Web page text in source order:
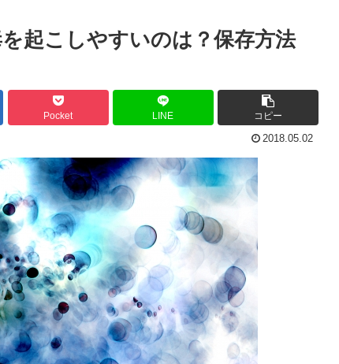
起こしやすいのは？保存方法
Pocket LINE コピー
2018.05.02